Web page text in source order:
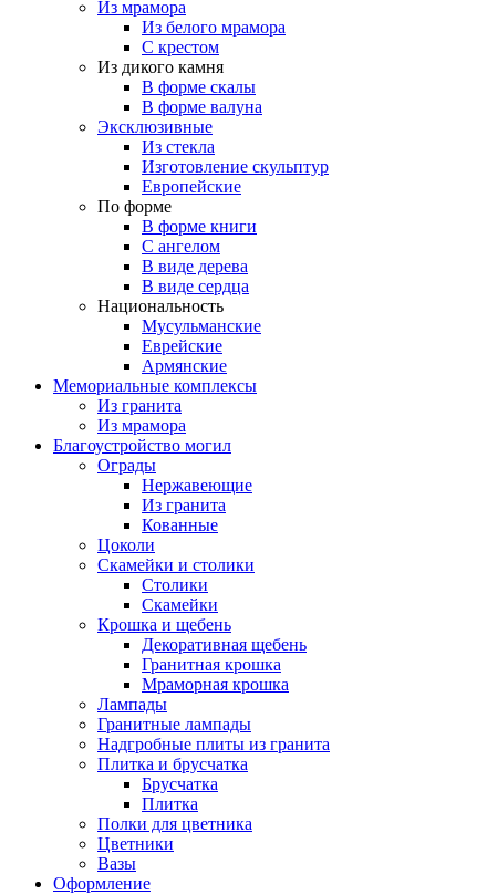
Из мрамора
Из белого мрамора
С крестом
Из дикого камня
В форме скалы
В форме валуна
Эксклюзивные
Из стекла
Изготовление скульптур
Европейские
По форме
В форме книги
С ангелом
В виде дерева
В виде сердца
Национальность
Мусульманские
Еврейские
Армянские
Мемориальные комплексы
Из гранита
Из мрамора
Благоустройство могил
Ограды
Нержавеющие
Из гранита
Кованные
Цоколи
Скамейки и столики
Столики
Скамейки
Крошка и щебень
Декоративная щебень
Гранитная крошка
Мраморная крошка
Лампады
Гранитные лампады
Надгробные плиты из гранита
Плитка и брусчатка
Брусчатка
Плитка
Полки для цветника
Цветники
Вазы
Оформление